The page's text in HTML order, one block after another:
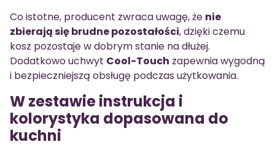
Co istotne, producent zwraca uwagę, że nie
zbierają się brudne pozostałości, dzięki czemu
kosz pozostaje w dobrym stanie na dłużej.
Dodatkowo uchwyt Cool-Touch zapewnia wygodną
i bezpieczniejszą obsługę podczas użytkowania.
W zestawie instrukcja i
kolorystyka dopasowana do
kuchni